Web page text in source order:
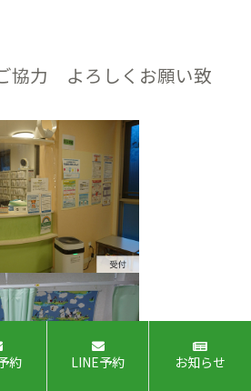
協力 よろしくお願い致
約 LINE予約 お知らせ